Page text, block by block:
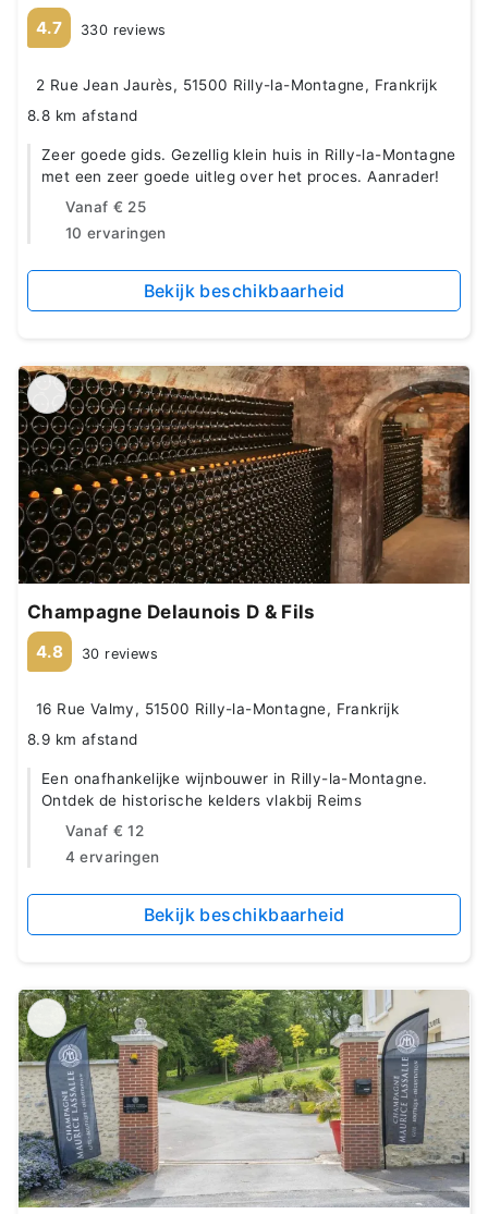
4.7 330 reviews
2 Rue Jean Jaurès, 51500 Rilly-la-Montagne, Frankrijk
8.8 km afstand
Zeer goede gids. Gezellig klein huis in Rilly-la-Montagne
met een zeer goede uitleg over het proces. Aanrader!
Vanaf € 25
10 ervaringen
Bekijk beschikbaarheid
Champagne Delaunois D & Fils
4.8 30 reviews
16 Rue Valmy, 51500 Rilly-la-Montagne, Frankrijk
8.9 km afstand
Een onafhankelijke wijnbouwer in Rilly-la-Montagne.
Ontdek de historische kelders vlakbij Reims
Vanaf € 12
4 ervaringen
Bekijk beschikbaarheid